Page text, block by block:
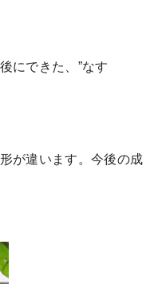
にできた、”なす
が違います。今後の成